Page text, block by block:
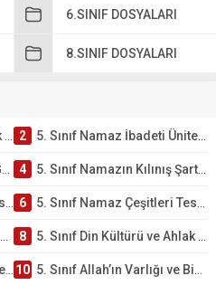
6.SINIF DOSYALARI
8.SINIF DOSYALARI
2 5. Sınıf Namaz İbadeti Ünite Testi – Online Çöz
4 5. Sınıf Namazın Kılınış Şartları Testi
6 5. Sınıf Namaz Çeşitleri Testi – Online Çöz
8 5. Sınıf Din Kültürü ve Ahlak Bilgisi 1. Ünite: Allah İnancı Çalışmaları
10 5. Sınıf Allah’ın Varlığı ve Birliği Testi – Online Çöz